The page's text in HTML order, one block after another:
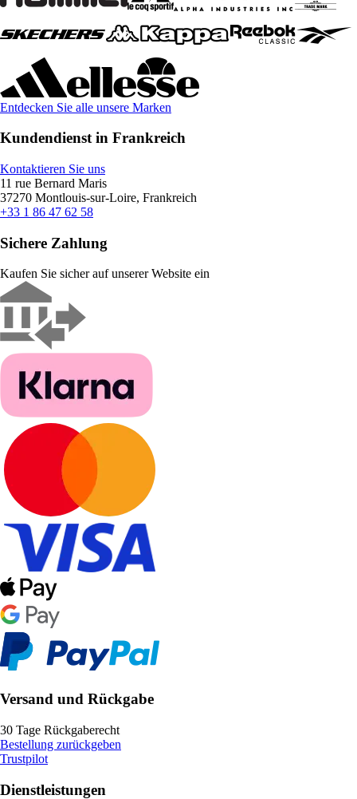
Entdecken Sie alle unsere Marken
Kundendienst in Frankreich
Kontaktieren Sie uns
11 rue Bernard Maris
37270 Montlouis-sur-Loire, Frankreich
+33 1 86 47 62 58
Sichere Zahlung
Kaufen Sie sicher auf unserer Website ein
Versand und Rückgabe
30 Tage Rückgaberecht
Bestellung zurückgeben
Trustpilot
Dienstleistungen